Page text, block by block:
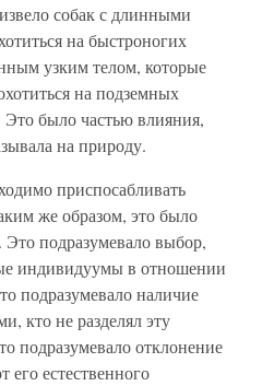
собак с длинными
на быстроногих
узким телом, которые
на подземных
было частью влияния,
на природу.
приспосабливать
же образом, это было
подразумевало выбор,
индивидуумы в отношении
подразумевало наличие
кто не разделял эту
подразумевало отклонение
его естественного